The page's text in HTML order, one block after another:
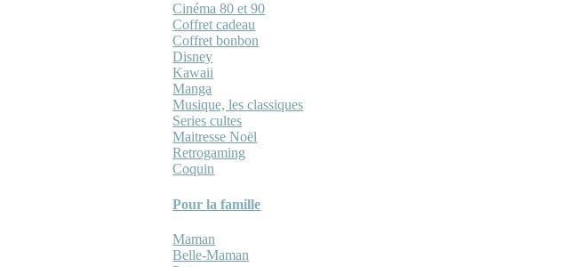
Cinéma 80 et 90
Coffret cadeau
Coffret bonbon
Disney
Kawaii
Manga
Musique, les classiques
Series cultes
Maitresse Noël
Retrogaming
Coquin
Pour la famille
Maman
Belle-Maman